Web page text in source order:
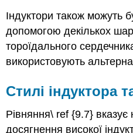
Індуктори також можуть
допомогою декількох
тороїдального
використовують
Стилі індуктора
Рівняння\ ref {9.7}
досягнення високої